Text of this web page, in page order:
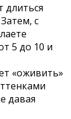
длиться
с
5 до 10 и
«оживить»
давая